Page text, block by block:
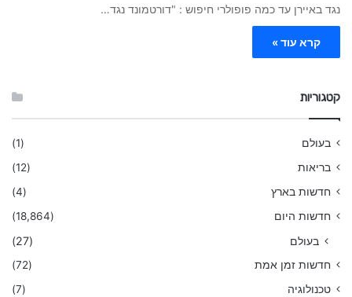
נגד באיירן עד כמה פופולרי חיפוש : "דורטמונד נגד…
קרא עוד »
קטגוריות
בעולם
(1)
בריאות
(12)
חדשות בארץ
(4)
חדשות היום
(18,864)
בעולם (27)
חדשות זמן אמת
(72)
טכנולוגיה
(7)